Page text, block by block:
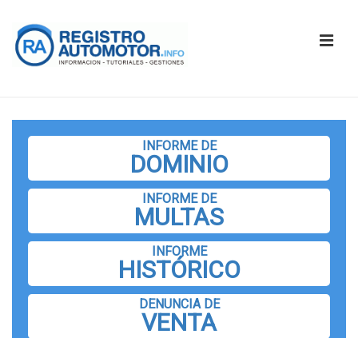
Saltar
principal
INFORME DE
DOMINIO
INFORME DE
MULTAS
INFORME
HISTÓRICO
DENUNCIA DE
VENTA